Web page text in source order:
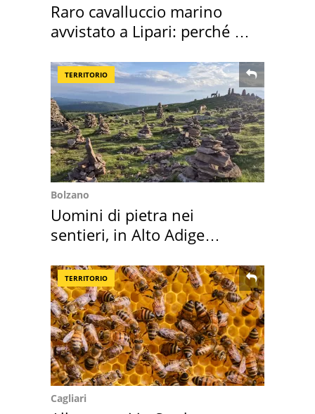
Raro cavalluccio marino
avvistato a Lipari: perché è
TERRITORIO
Bolzano
Uomini di pietra nei
sentieri, in Alto Adige
TERRITORIO
Cagliari